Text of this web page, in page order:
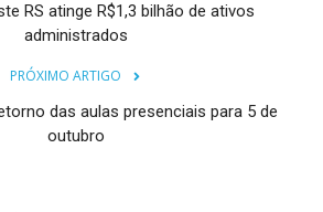
RS atinge R$1,3 bilhão de ativos
administrados
PRÓXIMO ARTIGO
das aulas presenciais para 5 de
outubro